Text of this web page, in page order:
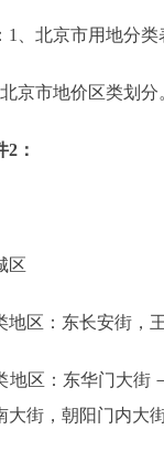
北京市用地分类
市地价区类划分
2：
：东长安街，王
：东华门大街－
大街，朝阳门内大